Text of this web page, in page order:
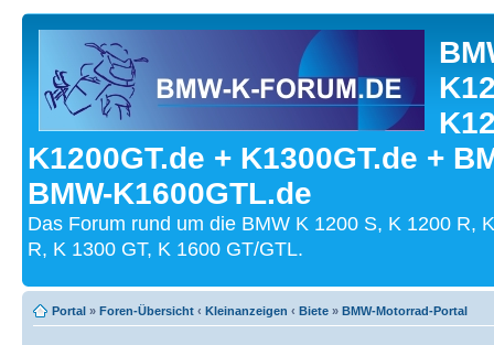
K1200GT.de + K1300GT.de +
BMW-K1600GTL.de
Das Forum rund um die BMW K 1200 S, K 1200 R,
R, K 1300 GT, K 1600 GT/GTL.
Portal » Foren-Übersicht ‹ Kleinanzeigen ‹ Biete » BMW-Motorrad-Portal